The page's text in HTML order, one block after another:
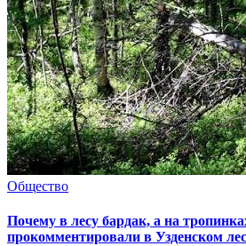
Общество
Почему в лесу бардак, а на
прокомментировали в Узденском